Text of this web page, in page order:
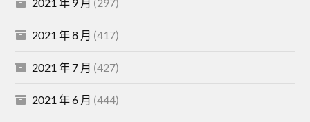
2021 年 8 月 (417)
2021 年 7 月 (427)
2021 年 6 月 (444)